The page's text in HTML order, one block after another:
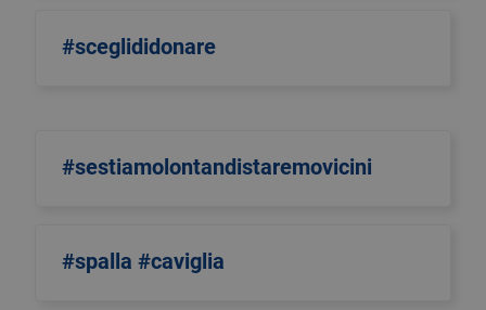
#sceglididonare
#sestiamolontandistaremovicini
#spalla #caviglia